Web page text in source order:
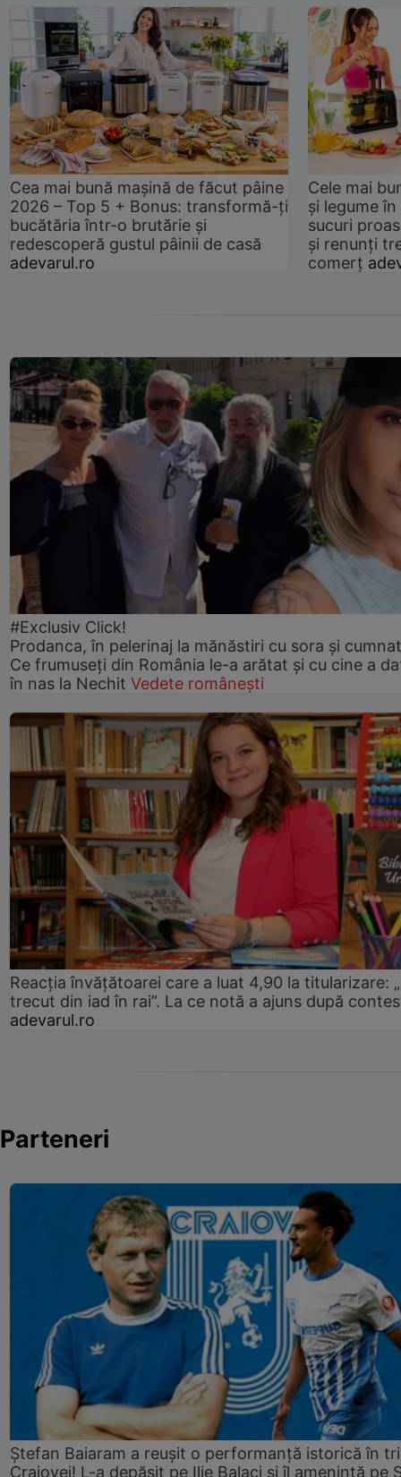
Cea mai bună mașină de făcut pâine
2026 – Top 5 + Bonus: transformă-ți
bucătăria într-o brutărie și
redescoperă gustul pâinii de casă
adevarul.ro
Cele mai
și legume
sucuri
și renunți
comerț
#Exclusiv Click!
Prodanca, în pelerinaj la mănăstiri cu sora și
Ce frumuseți din România le-a arătat și cu cine a
în nas la Nechit Vedete românești
Reacția învățătoarei care a luat 4,90 la titularizare:
trecut din iad în rai”. La ce notă a ajuns după
adevarul.ro
Parteneri
Ștefan Baiaram a reușit o performanță istorică în
Craiovei! L-a depășit pe Ilie Balaci și îl amenință pe